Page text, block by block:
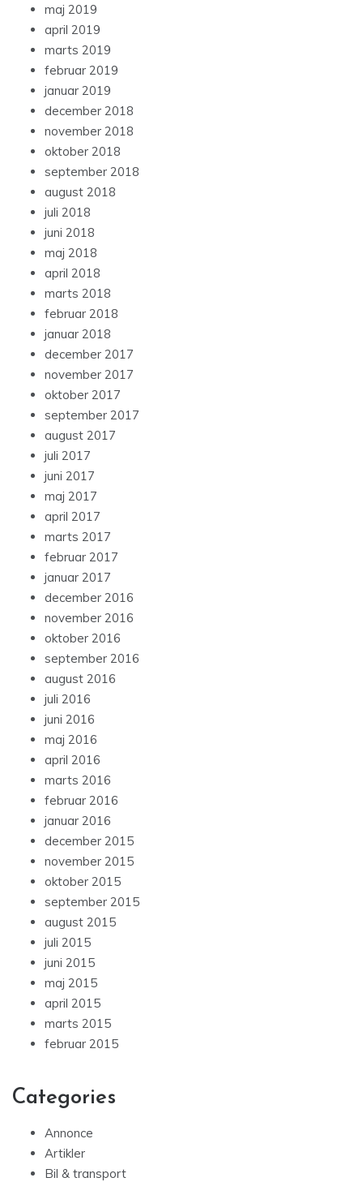
maj 2019
april 2019
marts 2019
februar 2019
januar 2019
december 2018
november 2018
oktober 2018
september 2018
august 2018
juli 2018
juni 2018
maj 2018
april 2018
marts 2018
februar 2018
januar 2018
december 2017
november 2017
oktober 2017
september 2017
august 2017
juli 2017
juni 2017
maj 2017
april 2017
marts 2017
februar 2017
januar 2017
december 2016
november 2016
oktober 2016
september 2016
august 2016
juli 2016
juni 2016
maj 2016
april 2016
marts 2016
februar 2016
januar 2016
december 2015
november 2015
oktober 2015
september 2015
august 2015
juli 2015
juni 2015
maj 2015
april 2015
marts 2015
februar 2015
Categories
Annonce
Artikler
Bil & transport